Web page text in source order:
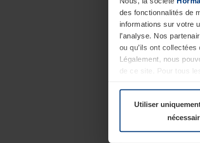
des fonctionnalités de
informations sur votre
l’analyse. Nos
ou qu’ils ont
Légalement, nous
de ce site. Pour tous
Utiliser